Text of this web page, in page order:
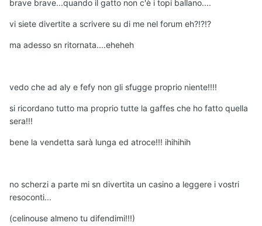
brave brave...quando il gatto non c'è i topi ballano....
vi siete divertite a scrivere su di me nel forum eh?!?!?
ma adesso sn ritornata....eheheh
vedo che ad aly e fefy non gli sfugge proprio niente!!!!
si ricordano tutto ma proprio tutte la gaffes che ho fatto quella
sera!!!
bene la vendetta sarà lunga ed atroce!!! ihihihih
no scherzi a parte mi sn divertita un casino a leggere i vostri
resoconti...
(celinouse almeno tu difendimi!!!)